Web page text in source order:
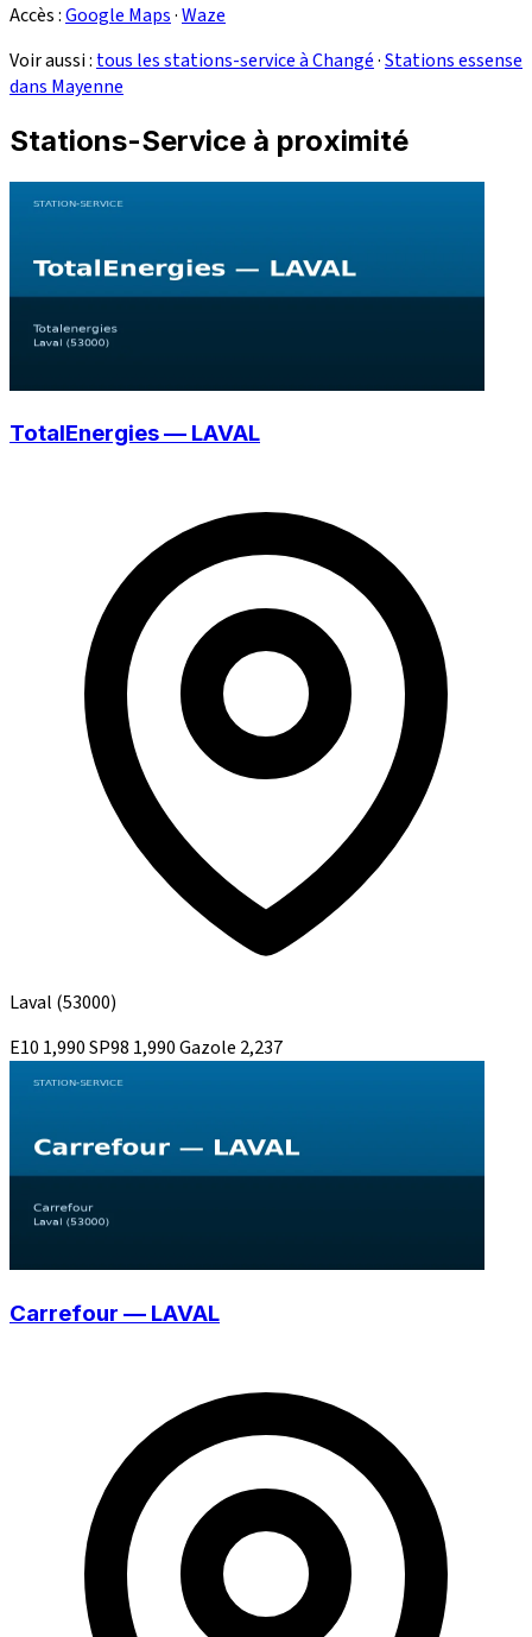
Accès :Google Maps·Waze
Voir aussi : tous les stations-service à Changé·Stations essense
dans Mayenne
Stations-Service à proximité
TotalEnergies — LAVAL
Laval (53000)
E10 1,990SP98 1,990Gazole 2,237
Carrefour — LAVAL